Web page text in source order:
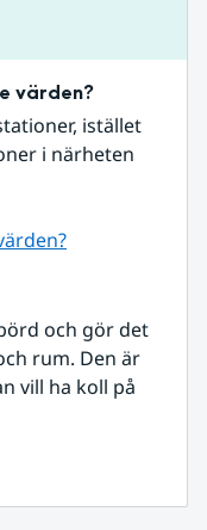
värden?
istället
i närheten
och gör det
rum. Den är
vill ha koll på